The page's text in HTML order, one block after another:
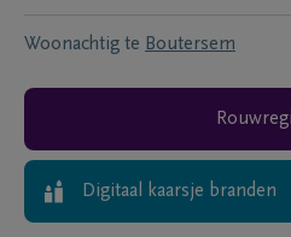
Woonachtig te Boutersem
Digitaal kaarsje branden